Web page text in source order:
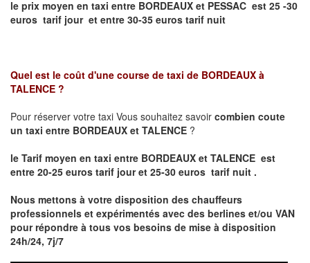
le prix moyen en taxi entre BORDEAUX et PESSAC est 25 -30
euros tarif jour et entre 30-35 euros tarif nuit
Quel est le coût d'une course de taxi de BORDEAUX à
TALENCE ?
Pour réserver votre taxi Vous souhaitez savoir combien coute
un taxi entre BORDEAUX et TALENCE ?
le Tarif moyen en taxi entre BORDEAUX et TALENCE est
entre 20-25 euros tarif jour et 25-30 euros tarif nuit .
Nous mettons à votre disposition des chauffeurs
professionnels et expérimentés avec des berlines et/ou VAN
pour répondre à tous vos besoins de mise à disposition
24h/24, 7j/7